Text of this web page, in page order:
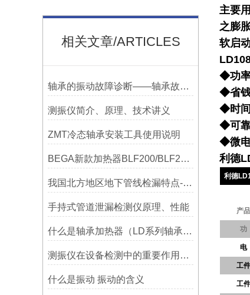
相关文章/ARTICLES
轴承的振动故障诊断——轴承故障检测仪
测振仪简介、原理、技术讲义
ZMT冷态轴承安装工具使用说明
BEGA新款加热器BLF200/BLF201/BLF202参数选型表
我国北方地区地下管线检漏特点-宁波利德仪器
手持式管道泄漏检测仪原理、性能
什么是轴承加热器（LD系列轴承加热器）-宁波利德仪器
测振仪在设备检测中的重要作用之简析
什么是振动 振动的含义
主要
之膨
软启
◆功率
◆省钱
◆时间
◆可靠
◆微电
利德
利德
产
工
工